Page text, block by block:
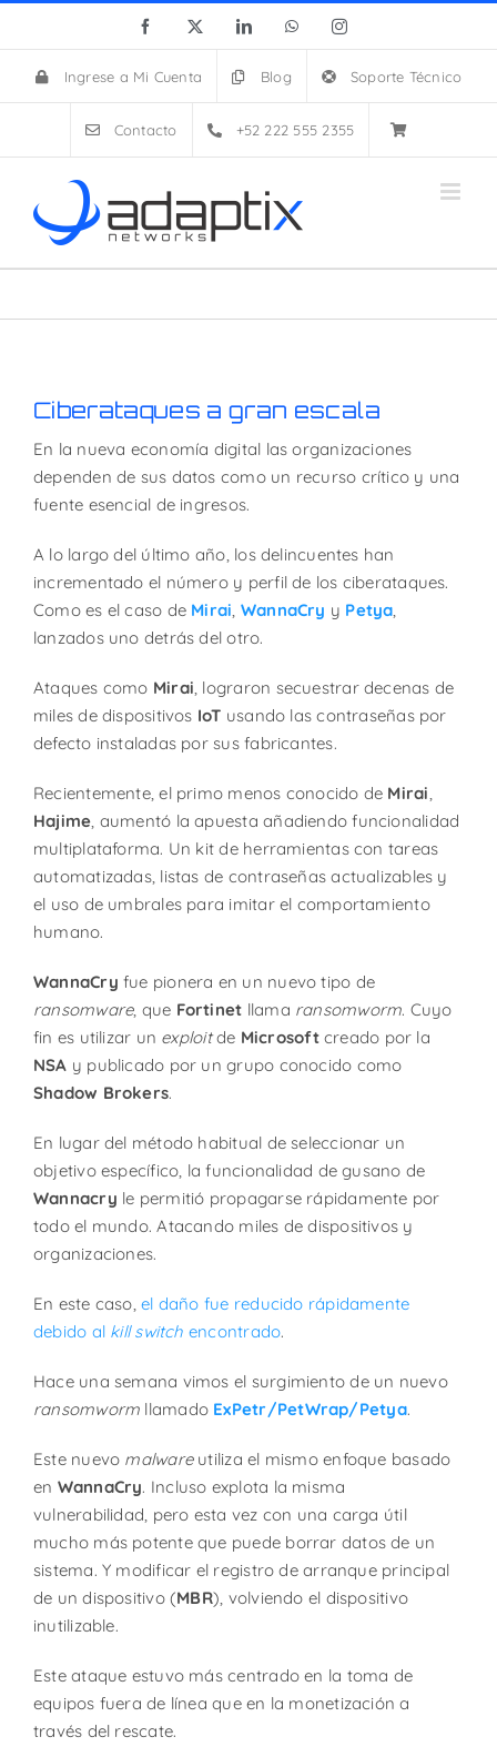
content
Facebook
X LinkedInWhatsAppInstagram
Ingrese a Mi Cuenta Blog Soporte Técnico
Contacto +52 222 555 2355
Ciberataques a gran escala
En la nueva economía digital las organizaciones
dependen de sus datos como un recurso crítico y una
fuente esencial de ingresos.
A lo largo del último año, los delincuentes han
incrementado el número y perfil de los ciberataques.
Como es el caso de Mirai, WannaCry y Petya,
lanzados uno detrás del otro.
Ataques como Mirai, lograron secuestrar decenas de
miles de dispositivos IoT usando las contraseñas por
defecto instaladas por sus fabricantes.
Recientemente, el primo menos conocido de Mirai,
Hajime, aumentó la apuesta añadiendo funcionalidad
multiplataforma. Un kit de herramientas con tareas
automatizadas, listas de contraseñas actualizables y
el uso de umbrales para imitar el comportamiento
humano.
WannaCry fue pionera en un nuevo tipo de
ransomware, que Fortinet llama ransomworm. Cuyo
fin es utilizar un exploitde Microsoftcreado por la
NSA y publicado por un grupo conocido como
Shadow Brokers.
En lugar del método habitual de seleccionar un
objetivo específico, la funcionalidad de gusano de
Wannacry le permitió propagarse rápidamente por
todo el mundo. Atacando miles de dispositivos y
organizaciones.
En este caso,el daño fue reducido rápidamente
debido al kill switch encontrado.
Hace una semana vimos el surgimiento de un nuevo
ransomworm llamado ExPetr/PetWrap/Petya.
Este nuevo malwareutiliza el mismo enfoque basado
en WannaCry. Incluso explota la misma
vulnerabilidad, pero esta vez con una carga útil
mucho más potente que puede borrar datos de un
sistema. Y modificar el registro de arranque principal
de un dispositivo (MBR), volviendo el dispositivo
inutilizable.
Este ataque estuvo más centrado en la toma de
equipos fuera de línea que en la monetización a
través del rescate.